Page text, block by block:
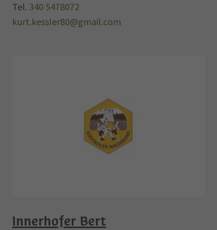
Tel. 340 5478072
kurt.kessler80@gmail.com
Innerhofer Bert